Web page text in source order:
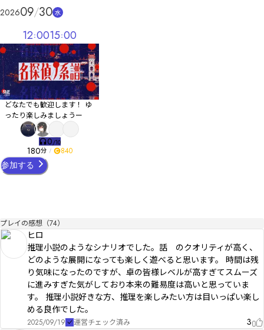
Ⓒ2025 GroupSNE
202609 30 水
12 0015 00
どなたでも歓迎します！ ゆ
ったり楽しみましょうー
0/10
180分 840
参加する
プレイの感想（74）
ヒロ
推理小説のようなシナリオでした。話 のクオリティが高く、
どのような展開になっても楽しく遊べると思います。 時間は残
り気味になったのですが、卓の皆様レベルが高すぎてスムーズ
に進みすぎた気がしており本来の難易度は高いと思っていま
す。 推理小説好きな方、推理を楽しみたい方は目いっぱい楽し
める良作でした。
2025/09/19 運営チェック済み
3